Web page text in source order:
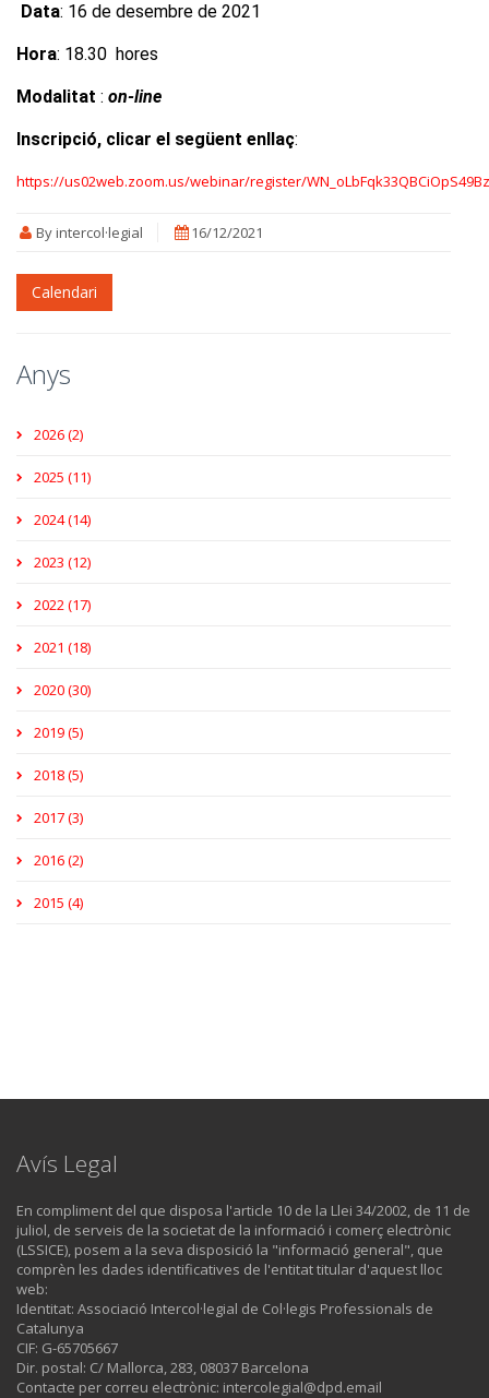
Data: 16 de desembre de 2021
Hora: 18.30 hores
Modalitat : on-line
Inscripció, clicar el següent enllaç:
https://us02web.zoom.us/webinar/register/
By intercol·legial 16/12/2021
Calendari
Anys
2026 (2)
2025 (11)
2024 (14)
2023 (12)
2022 (17)
2021 (18)
2020 (30)
2019 (5)
2018 (5)
2017 (3)
2016 (2)
2015 (4)
Avís Legal
En compliment del que disposa l'article 10 de la Llei 34/2002, de 11 de
juliol, de serveis de la societat de la informació i comerç electrònic
(LSSICE), posem a la seva disposició la "informació general", que
comprèn les dades identificatives de l'entitat titular d'aquest lloc
web:
Identitat: Associació Intercol·legial de Col·legis Professionals de
Catalunya
CIF: G-65705667
Dir. postal: C/ Mallorca, 283, 08037 Barcelona
Contacte per correu electrònic: intercolegial@dpd.email